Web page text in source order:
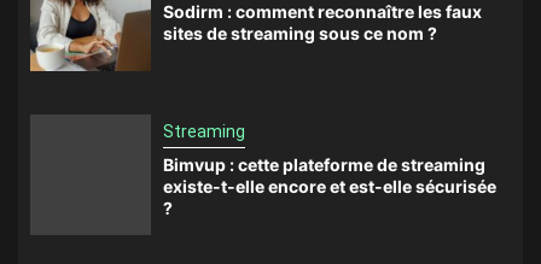
Sodirm : comment reconnaître les faux
sites de streaming sous ce nom ?
Streaming
Bimvup : cette plateforme de streaming
existe-t-elle encore et est-elle sécurisée
?